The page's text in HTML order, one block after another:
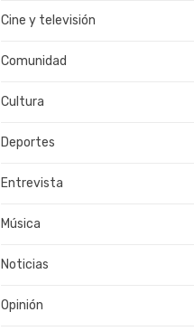
Cine y televisión
Comunidad
Cultura
Deportes
Entrevista
Música
Noticias
Opinión